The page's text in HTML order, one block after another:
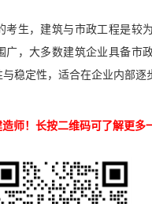
考生，建筑与市政工程是较
广，大多数建筑企业具备市
稳定性，适合在企业内部逐
师！长按二维码可了解更多